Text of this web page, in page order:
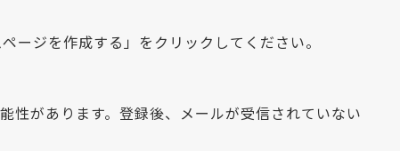
ージを作成する」をクリックしてください。
があります。登録後、メールが受信されていない